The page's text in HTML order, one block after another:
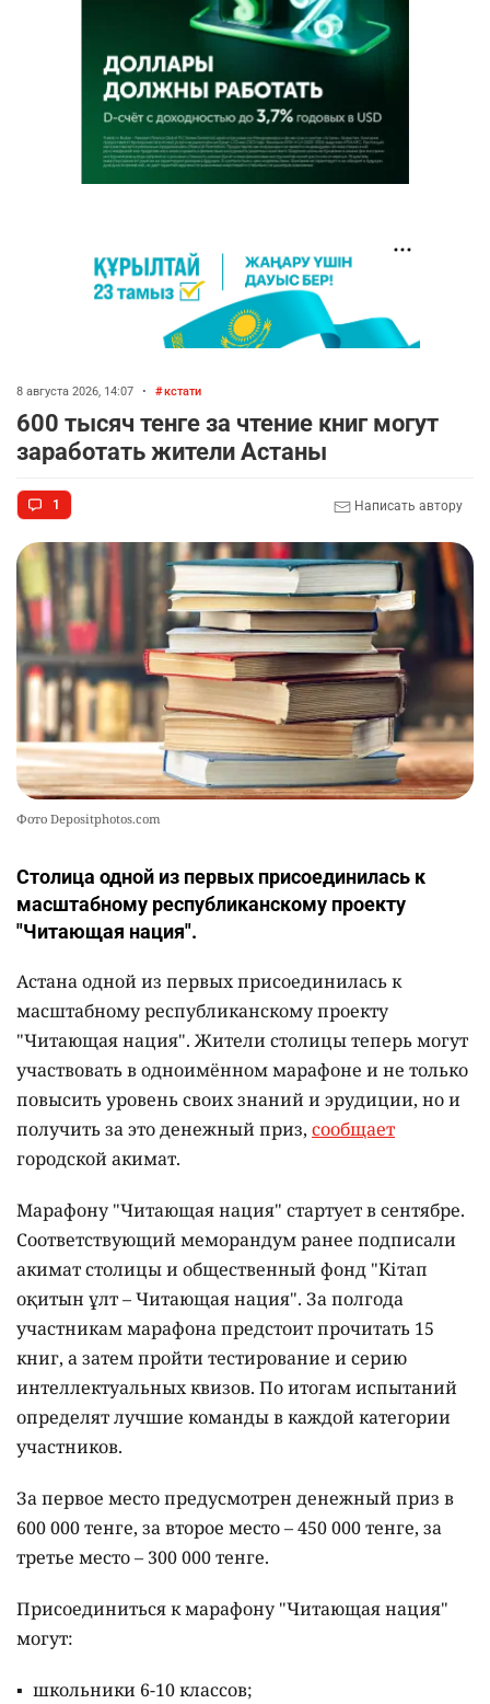
8 августа 2026, 14:07 • кстати
600 тысяч тенге за чтение книг могут
заработать жители Астаны
1 Написать автору
Фото Depositphotos.com
Столица одной из первых присоединилась к
масштабному республиканскому проекту
"Читающая нация".
Астана одной из первых присоединилась к
масштабному республиканскому проекту
"Читающая нация". Жители столицы теперь могут
участвовать в одноимённом марафоне и не только
повысить уровень своих знаний и эрудиции, но и
получить за это денежный приз, сообщает
городской акимат.
Марафону "Читающая нация" стартует в сентябре.
Соответствующий меморандум ранее подписали
акимат столицы и общественный фонд "Кітап
оқитын ұлт – Читающая нация". За полгода
участникам марафона предстоит прочитать 15
книг, а затем пройти тестирование и серию
интеллектуальных квизов. По итогам испытаний
определят лучшие команды в каждой категории
участников.
За первое место предусмотрен денежный приз в
600 000 тенге, за второе место – 450 000 тенге, за
третье место – 300 000 тенге.
Присоединиться к марафону "Читающая нация"
могут:
школьники 6-10 классов;